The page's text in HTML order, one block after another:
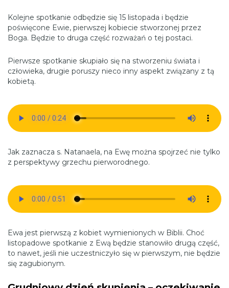
Kolejne spotkanie odbędzie się 15 listopada i będzie
poświęcone Ewie, pierwszej kobiecie stworzonej przez
Boga. Będzie to druga część rozważań o tej postaci.
Pierwsze spotkanie skupiało się na stworzeniu świata i
człowieka, drugie poruszy nieco inny aspekt związany z tą
kobietą.
Jak zaznacza s. Natanaela, na Ewę można spojrzeć nie tylko
z perspektywy grzechu pierworodnego.
Ewa jest pierwszą z kobiet wymienionych w Biblii. Choć
listopadowe spotkanie z Ewą będzie stanowiło drugą część,
to nawet, jeśli nie uczestniczyło się w pierwszym, nie będzie
się zagubionym.